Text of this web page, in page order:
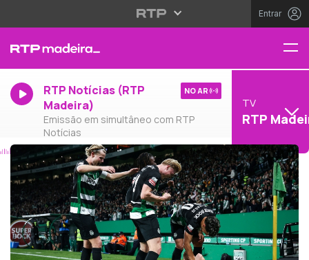
Entrar
RTP Notícias (RTP
Madeira)
Emissão em simultâneo com RTP
Notícias
NO AR
TV
RTP